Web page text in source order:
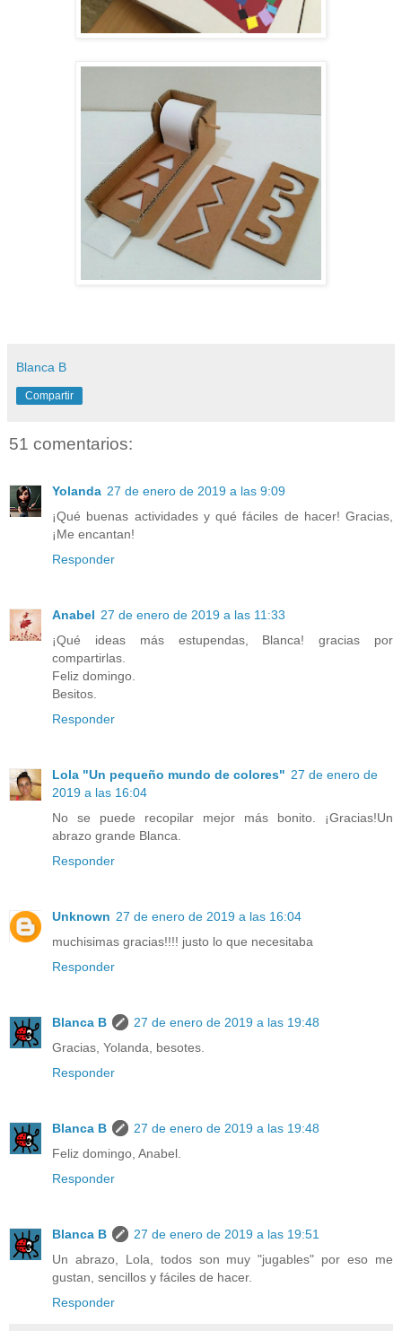
Blanca B
Compartir
51 comentarios:
Yolanda 27 de enero de 2019 a las 9:09
¡Qué buenas actividades y qué fáciles de hacer! Gracias,
¡Me encantan!
Responder
Anabel 27 de enero de 2019 a las 11:33
¡Qué ideas más estupendas, Blanca! gracias por
compartirlas.
Feliz domingo.
Besitos.
Responder
Lola "Un pequeño mundo de colores" 27 de enero de
2019 a las 16:04
No se puede recopilar mejor más bonito. ¡Gracias!Un
abrazo grande Blanca.
Responder
Unknown 27 de enero de 2019 a las 16:04
muchisimas gracias!!!! justo lo que necesitaba
Responder
Blanca B
27 de enero de 2019 a las 19:48
Gracias, Yolanda, besotes.
Responder
Blanca B
27 de enero de 2019 a las 19:48
Feliz domingo, Anabel.
Responder
Blanca B
27 de enero de 2019 a las 19:51
Un abrazo, Lola, todos son muy "jugables" por eso me
gustan, sencillos y fáciles de hacer.
Responder